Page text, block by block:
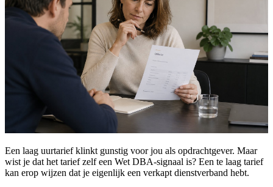
Een laag uurtarief klinkt gunstig voor jou als opdrachtgever. Maar
wist je dat het tarief zelf een Wet DBA-signaal is? Een te laag tarief
kan erop wijzen dat je eigenlijk een verkapt dienstverband hebt.